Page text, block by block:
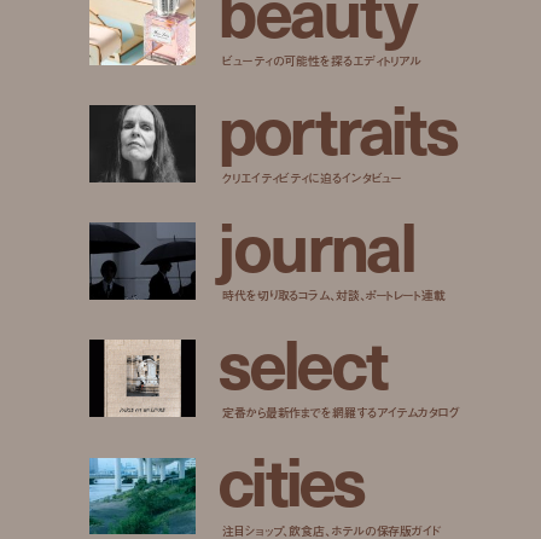
ビューティの可能性を探るエディトリアル
portraits
クリエイティビティに迫るインタビュー
journal
時代を切り取るコラム、対談、ポートレート連載
select
定番から最新作までを網羅するアイテムカタログ
cities
注目ショップ、飲食店、ホテルの保存版ガイド